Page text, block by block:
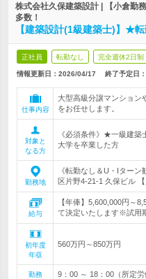
株式会社久保建築設計 | 【小倉勤
多数！
【建築設計(1級建築士)】★
正社員 転勤なし 完全週休2日制
情報更新日：2026/04/17 終了予定日：
仕事内容
大型高級分譲マンション
をお任せします。
対象と
なる方
《必須条件》★一級建
大学を卒業した方
勤務地
《転勤なし＆U・Iター
区片野4-21-1 久保ビル
給与
【年俸】5,600,000円～
て決定いたします※試用
初年度
年収
560万円～850万円
勤務
9：00 ～ 18：00（所定